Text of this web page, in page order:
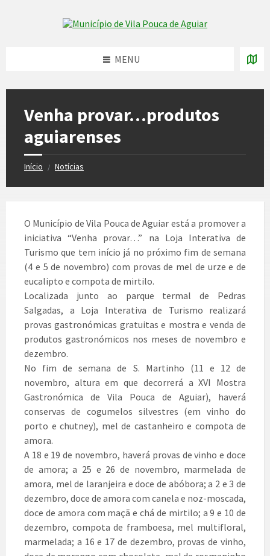
Skip to content
MENU
Venha provar…produtos
aguiarenses
Início / Notícias
O Município de Vila Pouca de Aguiar está a promover a
iniciativa “Venha provar…” na Loja Interativa de
Turismo que tem início já no próximo fim de semana
(4 e 5 de novembro) com provas de mel de urze e de
eucalipto e compota de mirtilo.
Localizada junto ao parque termal de Pedras
Salgadas, a Loja Interativa de Turismo realizará
provas gastronómicas gratuitas e mostra e venda de
produtos gastronómicos nos meses de novembro e
dezembro.
No fim de semana de S. Martinho (11 e 12 de
novembro, altura em que decorrerá a XVI Mostra
Gastronómica de Vila Pouca de Aguiar), haverá
conservas de cogumelos silvestres (em vinho do
porto e chutney), mel de castanheiro e compota de
amora.
A 18 e 19 de novembro, haverá provas de vinho e doce
de amora; a 25 e 26 de novembro, marmelada de
amora, mel de laranjeira e doce de abóbora; a 2 e 3 de
dezembro, doce de amora com canela e noz-moscada,
doce de amora com maçã e chá de mirtilo; a 9 e 10 de
dezembro, compota de framboesa, mel multifloral,
marmelada; a 16 e 17 de dezembro, provas de vinho,